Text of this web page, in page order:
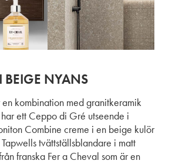
BEIGE NYANS
kombination med granitkeramik
ett Ceppo di Gré utseende i
Combine creme i en beige kulör
tvättställsblandare i matt
franska Fer a Cheval som är en